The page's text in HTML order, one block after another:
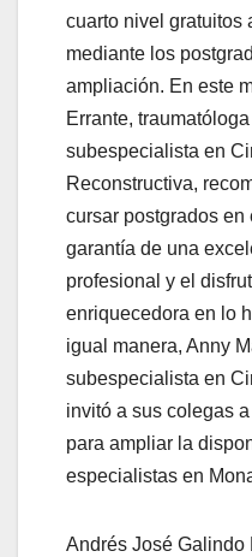
cuarto nivel gratuitos
mediante los
ampliación. En este
Errante,
subespecialista en
Reconstructiva,
cursar postgrados en
garantía de una
profesional y el
enriquecedora en lo
igual manera, Anny
subespecialista en
invitó a sus colegas
para ampliar la
especialistas en
Andrés José Galindo